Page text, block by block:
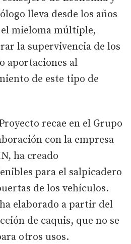
lleva desde los años
mieloma múltiple,
la supervivencia de los
aportaciones al
de este tipo de
recae en el Grupo
con la empresa
ha creado
para el salpicadero
de los vehículos.
elaborado a partir del
de caquis, que no se
otros usos.